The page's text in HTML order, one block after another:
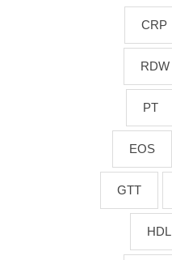
CRP
RDW
PT
EOS
GTT
HDL